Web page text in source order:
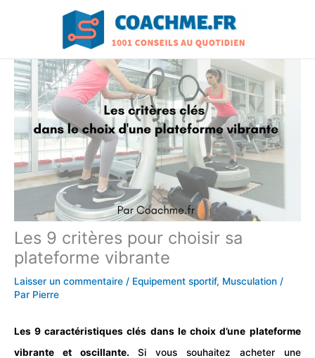
Les 9 critères pour choisir sa
plateforme vibrante
Laisser un commentaire / Equipement sportif, Musculation /
Par Pierre
Les 9 caractéristiques clés dans le choix d’une plateforme
vibrante et oscillante. Si vous souhaitez acheter une